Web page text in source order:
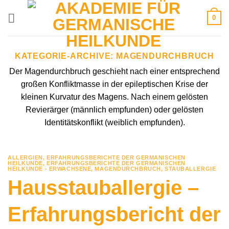
0
KATEGORIE-ARCHIVE: MAGENDURCHBRUCH
Der Magendurchbruch geschieht nach einer entsprechend
großen Konfliktmasse in der epileptischen Krise der
kleinen Kurvatur des Magens. Nach einem gelösten
Revierärger (männlich empfunden) oder gelösten
Identitätskonflikt (weiblich empfunden).
ALLERGIEN,ERFAHRUNGSBERICHTE DER GERMANISCHEN
HEILKUNDE,ERFAHRUNGSBERICHTE DER GERMANISCHEN
HEILKUNDE - ERWACHSENE,MAGENDURCHBRUCH, STAUBALLERGIE
Hausstauballergie –
Erfahrungsbericht der